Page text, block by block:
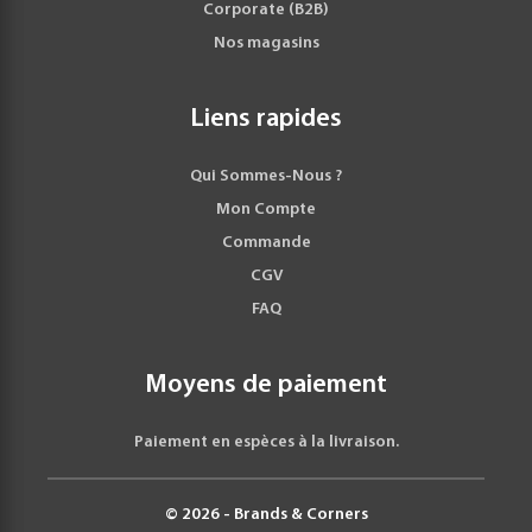
Corporate (B2B)
Nos magasins
Liens rapides
Qui Sommes-Nous ?
Mon Compte
Commande
CGV
FAQ
Moyens de paiement
Paiement en espèces à la livraison.
© 2026 - Brands & Corners